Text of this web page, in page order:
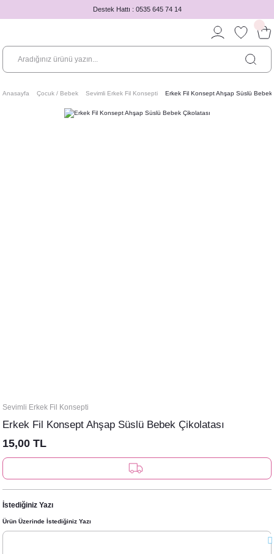
Destek Hattı : 0535 645 74 14
Anasayfa Çocuk / Bebek Sevimli Erkek Fil Konsepti Erkek Fil Konsept Ahşap Süslü Bebek
Sevimli Erkek Fil Konsepti
Erkek Fil Konsept Ahşap Süslü Bebek Çikolatası
15,00 TL
İstediğiniz Yazı
Ürün Üzerinde İstediğiniz Yazı